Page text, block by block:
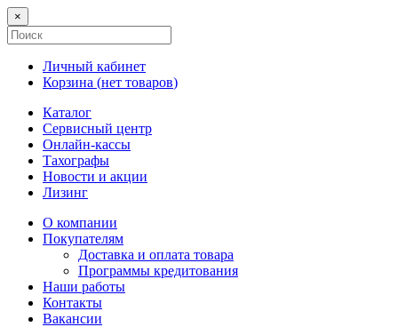
×
Личный кабинет
Корзина (нет товаров)
Каталог
Сервисный центр
Онлайн-кассы
Тахографы
Новости и акции
Лизинг
О компании
Покупателям
Доставка и оплата товара
Программы кредитования
Наши работы
Контакты
Вакансии